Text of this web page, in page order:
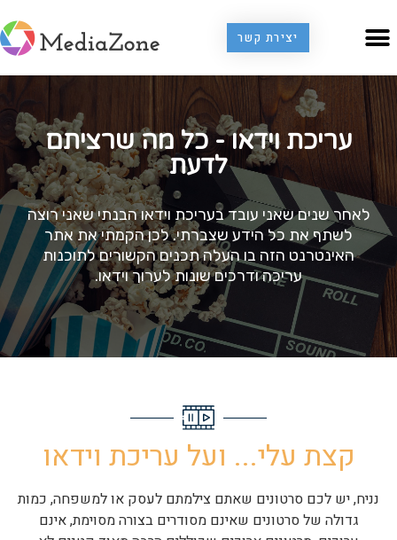
יצירת קשר
עריכת וידאו - כל מה שרציתם
לדעת
לאחר שנים שאני עובד בעריכת וידאו הבנתי שאני רוצה
לשתף את כל הידע שצברתי. לכן הקמתי את אתר
האינטרנט הזה בו העלה תכנים הקשורים לתוכנות
עריכה ודרכים שונות לערוך וידאו.
קצת עלי... ועל עריכת וידאו
נניח, יש לכם סרטונים שאתם צילמתם לעסק או למשפחה, כמות
גדולה של סרטונים שאינם מסודרים בצורה מסוימת, אינם